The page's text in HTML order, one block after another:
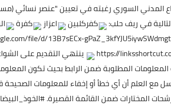
المدني السوري رغبته في تعيين "عنصر نسائي
في ريف حلب:
كفركلبين اعزاز كفرة
file/d/13B7sECx-
https://
ينتهي التقديم على الشواغر في 9 أيلول 2024
المطلوبة ضمن الرابط بحيث تكون
مع العلم أن أي خطأ أو إخفاء للمعلومات الصحيحة
المختارات ضمن القائمة القصيرة.